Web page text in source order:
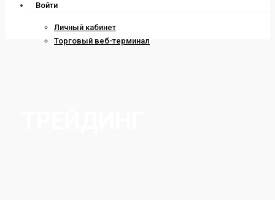
Войти
Личный кабинет
Торговый веб-терминал